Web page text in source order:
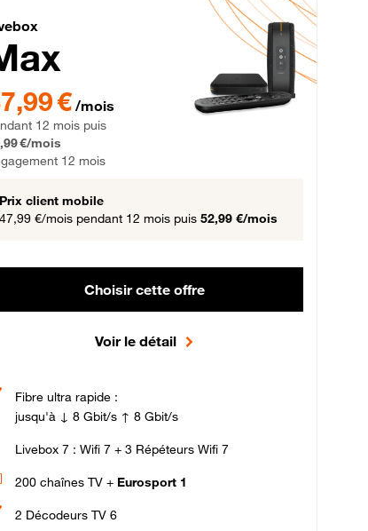
mois
Max Fibre
€ par mois pendant 12 mois puis 57,99 € par mois,
€/mois
12 mois puis
€/mois
12 mois
Prix client mobile
47,99 €/mois pendant 12 mois puis 52,99 €/mois
Choisir cette offre
Voir le détail
Fibre ultra rapide :
jusqu'à ↓ 8 Gbit/s ↑ 8 Gbit/s
Livebox 7 : Wifi 7 + 3 Répéteurs Wifi 7
200 chaînes TV + Eurosport 1
2 Décodeurs TV 6